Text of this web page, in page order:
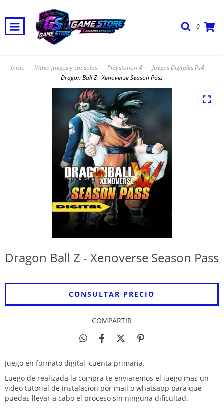
0
Envio Gratis, Cuotas Sin Interes y 20% Off pagando en efectivo o
Inicio - Video juegos y consolas - Playstation 4 - Juegos Digitales Ps4 -
Dragon Ball Z - Xenoverse Season Pass
Dragon Ball Z - Xenoverse Season Pass
COMPARTIR
Juego en formato digital, cuenta primaria.
Luego de realizada la compra te enviaremos el juego mas un
video tutorial de instalacion por mail o whatsapp para que
puedas llevar a cabo el proceso sin ninguna dificultad.